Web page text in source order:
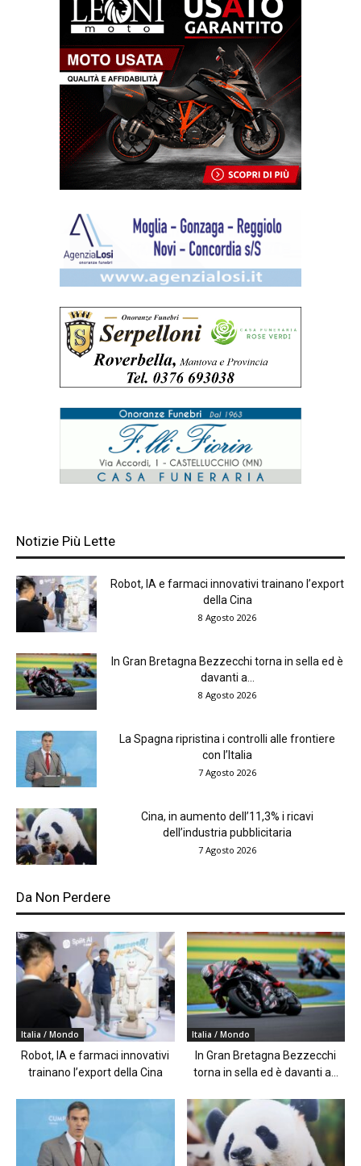
Notizie Più Lette
Robot, IA e farmaci innovativi trainano l’export
della Cina
8 Agosto 2026
In Gran Bretagna Bezzecchi torna in sella ed è
davanti a...
8 Agosto 2026
La Spagna ripristina i controlli alle frontiere
con l’Italia
7 Agosto 2026
Cina, in aumento dell’11,3% i ricavi
dell’industria pubblicitaria
7 Agosto 2026
Da Non Perdere
Italia / Mondo
Robot, IA e farmaci innovativi
trainano l’export della Cina
Italia / Mondo
In Gran Bretagna Bezzecchi
torna in sella ed è davanti a...